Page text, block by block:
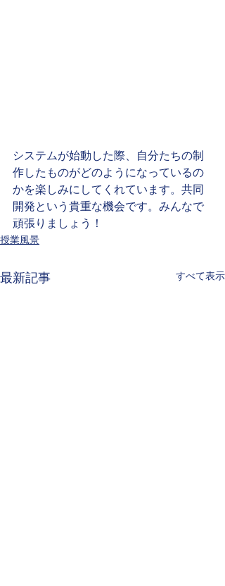
システムが始動した際、自分たちの制
作したものがどのようになっているの
かを楽しみにしてくれています。共同
開発という貴重な機会です。みんなで
頑張りましょう！
授業風景
最新記事 すべて表示